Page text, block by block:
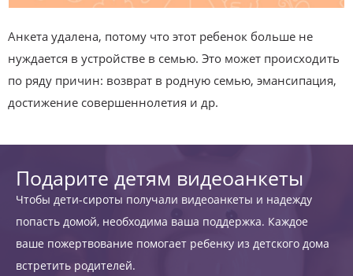
Анкета удалена, потому что этот ребенок больше не
нуждается в устройстве в семью. Это может происходить
по ряду причин: возврат в родную семью, эмансипация,
достижение совершеннолетия и др.
Подарите детям видеоанкеты
Чтобы дети-сироты получали видеоанкеты и надежду
попасть домой, необходима ваша поддержка. Каждое
ваше пожертвование помогает ребенку из детского дома
встретить родителей.